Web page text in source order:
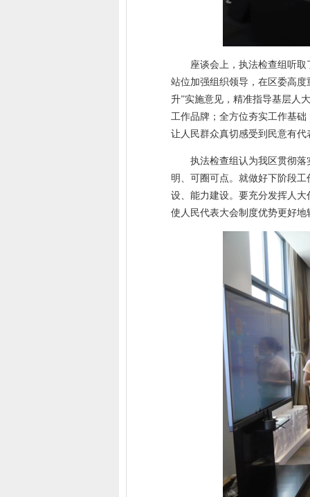
座谈会上，执法检查组听
站位加强组织领导，在区委高
升”实施意见，精准指导基层人
工作品牌；全方位夯实工作基础
让人民群众真切感受到民意有
执法检查组认为我区贯彻
明、可圈可点。就做好下阶段
设、能力建设。要充分发挥人
使人民代表大会制度优势更好